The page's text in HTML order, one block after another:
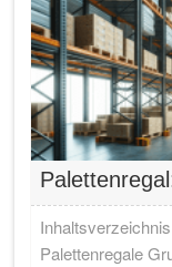
Palettenregale